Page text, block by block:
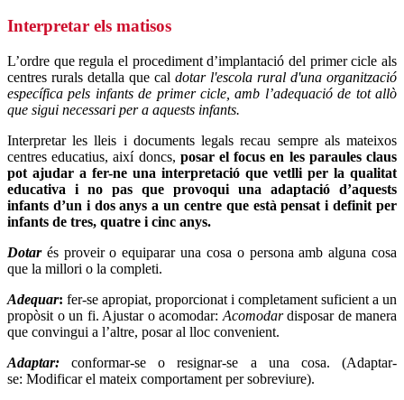
Interpretar els matisos
L’ordre que regula el procediment d’implantació del primer cicle als
centres rurals detalla que cal dotar l'escola rural d'una organització
específica pels infants de primer cicle, amb l’adequació de tot allò
que sigui necessari per a aquests infants.
Interpretar les lleis i documents legals recau sempre als mateixos
centres educatius, així doncs, posar el focus en les paraules claus
pot ajudar a fer-ne una interpretació que vetlli per la qualitat
educativa i no pas que provoqui una adaptació d’aquests
infants d’un i dos anys a un centre que està pensat i definit per
infants de tres, quatre i cinc anys.
Dotarés proveir o equiparar una cosa o persona amb alguna cosa
que la millori o la completi.
Adequar: fer-se apropiat, proporcionat i completament suficient a un
propòsit o un fi. Ajustar o acomodar: Acomodar disposar de manera
que convingui a l’altre, posar al lloc convenient.
Adaptar:
conformar-se o resignar-se a una cosa. (Adaptar-
se: Modificar el mateix comportament per sobreviure).